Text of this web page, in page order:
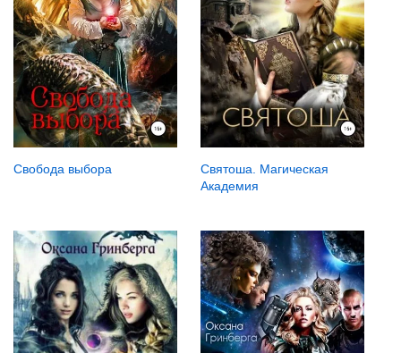
Свобода выбора
Святоша. Магическая
Академия